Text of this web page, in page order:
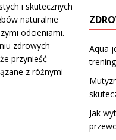
i skutecznych
naturalnie
odcieniami.
zdrowych
przynieść
z różnymi
Aqua
Jak